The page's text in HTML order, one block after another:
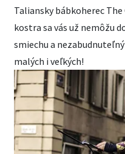
Taliansky bábkoherec
kostra sa vás už nemôžu
smiechu a
malých i veľkých!